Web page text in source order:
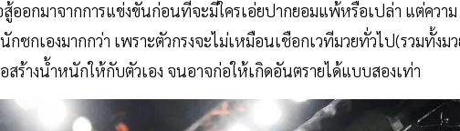
สู้ออกมาจากการแข่งขันก่อนที่จะมีใครเอ่ยปากยอมแพ้หรือเปล่า แต่ความ
ชกเองมากกว่า เพราะตัวกรงจะไม่เหมือนเชือกเวทีมวยทั่วไป(รวมทั้งม
ร้างน้ำหนักให้กับตัวเอง จนอาจก่อให้เกิดอันตรายได้แบบสองเท่า